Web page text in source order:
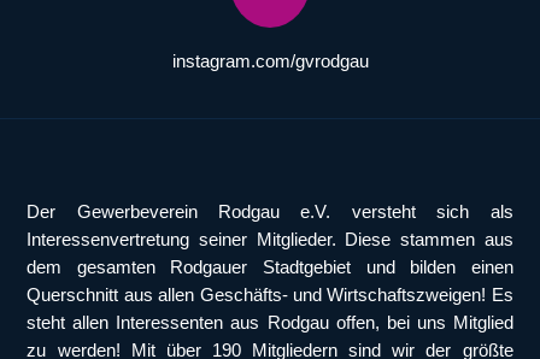
instagram.com/gvrodgau
Der Gewerbeverein Rodgau e.V. versteht sich als
Interessenvertretung seiner Mitglieder. Diese stammen aus
dem gesamten Rodgauer Stadtgebiet und bilden einen
Querschnitt aus allen Geschäfts- und Wirtschaftszweigen! Es
steht allen Interessenten aus Rodgau offen, bei uns Mitglied
zu werden! Mit über 190 Mitgliedern sind wir der größte